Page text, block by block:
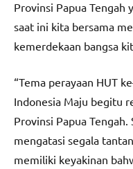
Provinsi Papua Tengah
saat ini kita bersama
kemerdekaan bangsa
“Tema perayaan HUT
Indonesia Maju begitu
Provinsi Papua
mengatasi segala
memiliki keyakinan